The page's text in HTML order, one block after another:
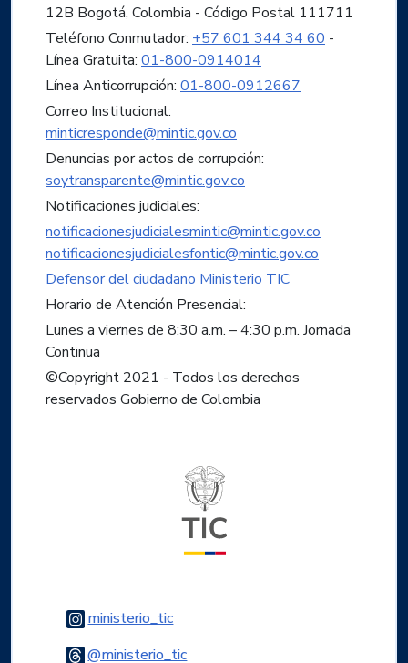
12B Bogotá, Colombia - Código Postal 111711
Teléfono Conmutador: +57 601 344 34 60 -
Línea Gratuita: 01-800-0914014
Línea Anticorrupción: 01-800-0912667
Correo Institucional:
minticresponde@mintic.gov.co
Denuncias por actos de corrupción:
soytransparente@mintic.gov.co
Notificaciones judiciales:
notificacionesjudicialesmintic@mintic.gov.co
notificacionesjudicialesfontic@mintic.gov.co
Defensor del ciudadano Ministerio TIC
Horario de Atención Presencial:
Lunes a viernes de 8:30 a.m. – 4:30 p.m. Jornada
Continua
©Copyright 2021 - Todos los derechos
reservados Gobierno de Colombia
ministerio_ticLogo Instagram
@ministerio_ticLogo Threads